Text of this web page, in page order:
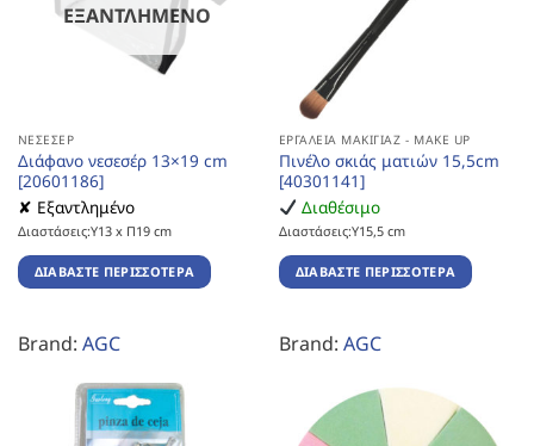
ΕΞΑΝΤΛΗΜΈΝΟ
ΝΕΣΕΣΈΡ
Διάφανο νεσεσέρ 13×19 cm
[20601186]
✘ Εξαντλημένο
Διαστάσεις:Υ13 x Π19 cm
ΔΙΑΒΆΣΤΕ ΠΕΡΙΣΣΌΤΕΡΑ
Brand: AGC
ΕΡΓΑΛΕΊΑ ΜΑΚΙΓΙΆΖ - MAKE UP
Πινέλο σκιάς ματιών 15,5cm
[40301141]
Διαθέσιμο
Διαστάσεις:Υ15,5 cm
ΔΙΑΒΆΣΤΕ ΠΕΡΙΣΣΌΤΕΡΑ
Brand: AGC